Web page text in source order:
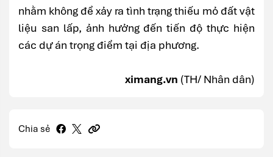
nhằm không để xảy ra tình trạng thiếu mỏ đất vật
liệu san lấp, ảnh hưởng đến tiến độ thực hiện
các dự án trọng điểm tại địa phương.
ximang.vn (TH/ Nhân dân)
Chia sẻ